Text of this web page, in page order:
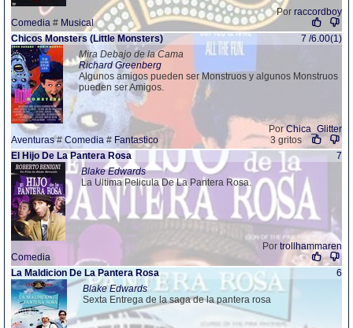
Por raccordboy
Comedia # Musical
Chicos Monsters (Little Monsters)
7 /6.00(1)
Mira Debajo de la Cama
Richard Greenberg
Algunos amigos pueden ser Monstruos y algunos Monstruos
pueden ser Amigos.
PorChica_Glitter
Aventuras# Comedia # Fantastico
3 gritos
El Hijo De La Pantera Rosa
7
Blake Edwards
La Ultima Pelicula De La Pantera Rosa.
Por trollhammaren
Comedia
La Maldicion De La Pantera Rosa
6
Blake Edwards
Sexta Entrega de la saga de la pantera rosa